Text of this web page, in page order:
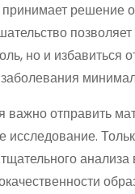
принимает решение
позволяет
но и избавиться
важно отправить
исследование.